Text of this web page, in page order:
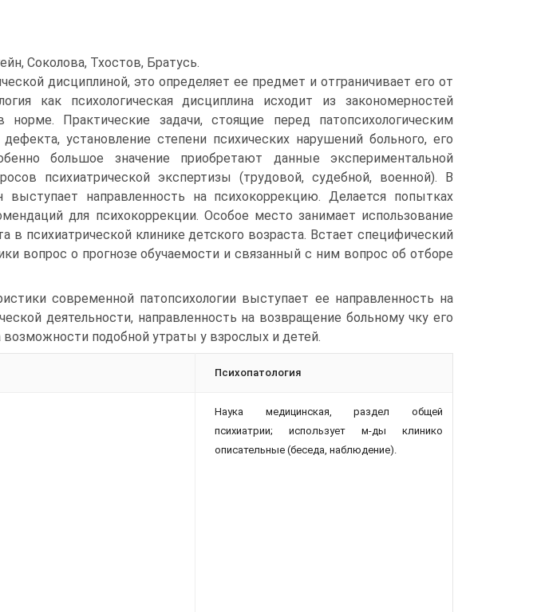
Соколова, Тхостов, Братусь.
дисциплиной, это определяет ее предмет и отграничивает его от
как психологическая дисциплина исходит из закономерностей
Практические задачи, стоящие перед патопсихологическим
установление степени психических нарушений больного, его
большое значение приобретают данные экспериментальной
психиатрической экспертизы (трудовой, судебной, военной). В
направленность на психокоррекцию. Делается попытках
для психокоррекции. Особое место занимает использование
в психиатрической клинике детского возраста. Встает специфический
вопрос о прогнозе обучаемости и связанный с ним вопрос об отборе
современной патопсихологии выступает ее направленность на
деятельности, направленность на возвращение больному чку его
возможности подобной утраты у взрослых и детей.
Психопатология
Наука медицинская, раздел общей
психиатрии; использует м-ды клинико
описательные (беседа, наблюдение).